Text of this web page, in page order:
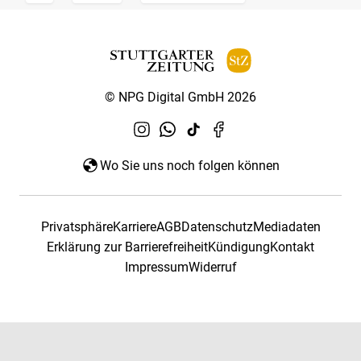
© NPG Digital GmbH 2026
Wo Sie uns noch folgen können
PrivatsphäreKarriereAGBDatenschutzMediadaten
Erklärung zur BarrierefreiheitKündigungKontakt
ImpressumWiderruf